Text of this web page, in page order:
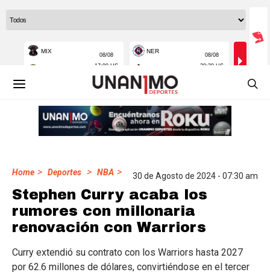
Home > Deportes > NBA > 30 de Agosto de 2024 - 07:30 am
Stephen Curry acaba los
rumores con millonaria
renovación con Warriors
Curry extendió su contrato con los Warriors hasta 2027
por 62.6 millones de dólares, convirtiéndose en el tercer